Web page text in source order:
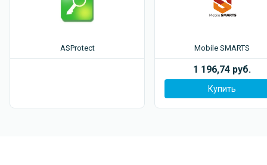
ASProtect Mobile SMARTS
1 196,74 руб.
Купить